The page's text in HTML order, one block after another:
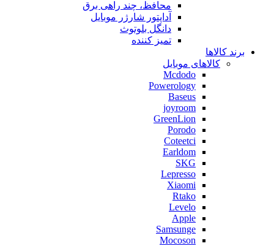
محافظ، چند راهی برق
آداپتور شارژر موبایل
دانگل بلوتوث
تمیز کننده
برند کالاها
کالاهای موبایل
Mcdodo
Powerology
Baseus
joyroom
GreenLion
Porodo
Coteetci
Earldom
SKG
Lepresso
Xiaomi
Rtako
Levelo
Apple
Samsunge
Mocoson